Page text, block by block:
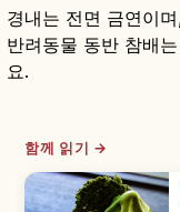
경내는 전면 금연이
반려동물 동반 참배
요.
함께 읽기 →